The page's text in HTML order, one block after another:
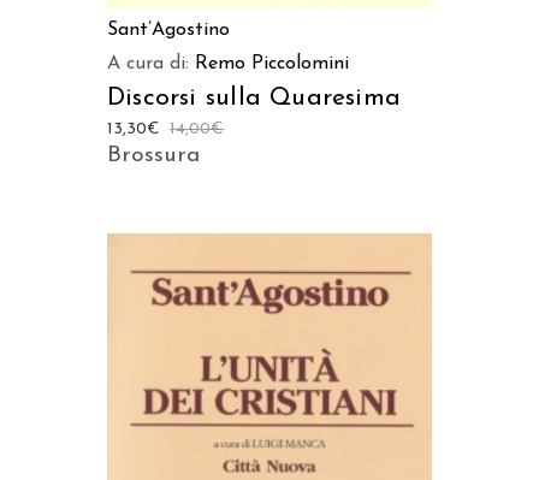
Sant’Agostino
A cura di: Remo Piccolomini
Discorsi sulla Quaresima
14,00€
13,30€
Brossura